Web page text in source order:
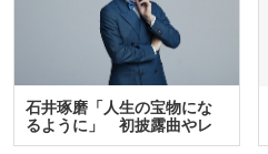
石井琢磨「人生の宝物にな
るように」 初披露曲やレ
ア…